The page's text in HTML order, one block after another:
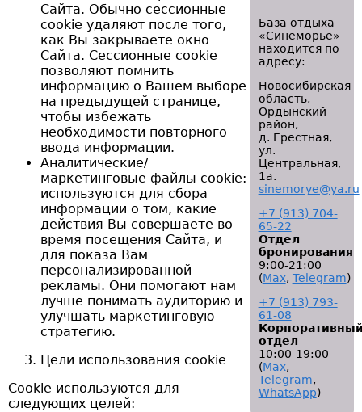
Сайта. Обычно сессионные
cookie удаляют после того,
как Вы закрываете окно
Сайта. Сессионные cookie
позволяют помнить
информацию о Вашем выборе
на предыдущей странице,
чтобы избежать
необходимости повторного
ввода информации.
Аналитические/
маркетинговые файлы cookie:
используются для сбора
информации о том, какие
действия Вы совершаете во
время посещения Сайта, и
для показа Вам
персонализированной
рекламы. Они помогают нам
лучше понимать аудиторию и
улучшать маркетинговую
стратегию.
Цели использования cookie
Cookie используются для
следующих целей:
База отдыха
«Синеморье»
находится по
адресу:
Новосибирская
область,
Ордынский
район,
д. Ерестная,
ул.
Центральная,
1а.
sinemorye@ya.ru
+7 (913) 704-
65-22
Отдел
бронирования
9:00-21:00
(Мах, Telegram)
+7 (913) 793-
61-08
отдел
10:00-19:00
(Мах,
Telegram,
WhatsApp)